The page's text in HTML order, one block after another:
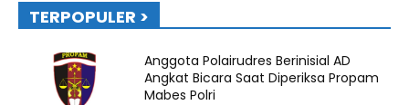
TERPOPULER >
Anggota Polairudres Berinisial AD
Angkat Bicara Saat Diperiksa Propam
Mabes Polri